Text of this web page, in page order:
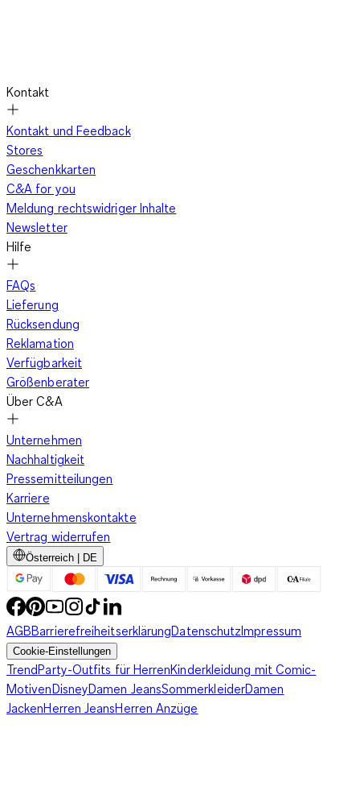
Kontakt
Kontakt und Feedback
Stores
Geschenkkarten
C&A for you
Meldung rechtswidriger Inhalte
Newsletter
Hilfe
FAQs
Lieferung
Rücksendung
Reklamation
Verfügbarkeit
Größenberater
Über C&A
Unternehmen
Nachhaltigkeit
Pressemitteilungen
Karriere
Unternehmenskontakte
Vertrag widerrufen
Österreich | DE
AGBBarrierefreiheitserklärungDatenschutzImpressum
Cookie-Einstellungen
TrendParty-Outfits für HerrenKinderkleidung mit Comic-
MotivenDisneyDamen JeansSommerkleiderDamen
JackenHerren JeansHerren Anzüge